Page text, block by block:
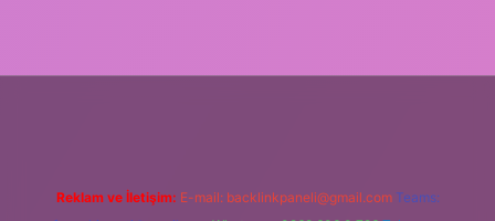
Reklam ve İletişim: E-mail: backlinkpaneli@gmail.com Teams: